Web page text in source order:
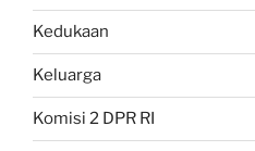
Kedukaan
Keluarga
Komisi 2 DPR RI